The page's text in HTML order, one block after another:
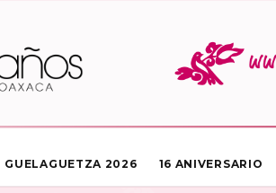
GUELAGUETZA 2026 16 ANIVERSARIO